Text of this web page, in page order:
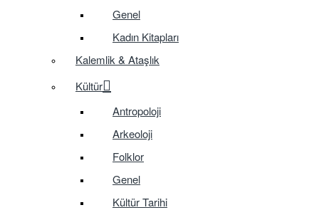
Genel
Kadın Kitapları
Kalemlik & Ataşlık
Kültür
Antropoloji
Arkeoloji
Folklor
Genel
Kültür Tarihi